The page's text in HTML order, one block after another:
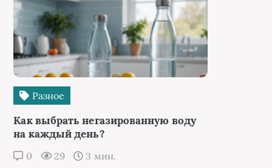
Разное
Как выбрать негазированную воду
на каждый день?
0 29 3 мин.